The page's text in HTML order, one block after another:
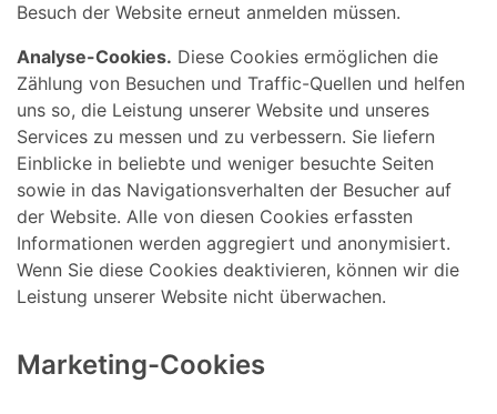
Besuch der Website erneut anmelden müssen.
Analyse-Cookies. Diese Cookies ermöglichen die
Zählung von Besuchen und Traffic-Quellen und helfen
uns so, die Leistung unserer Website und unseres
Services zu messen und zu verbessern. Sie liefern
Einblicke in beliebte und weniger besuchte Seiten
sowie in das Navigationsverhalten der Besucher auf
der Website. Alle von diesen Cookies erfassten
Informationen werden aggregiert und anonymisiert.
Wenn Sie diese Cookies deaktivieren, können wir die
Leistung unserer Website nicht überwachen.
Marketing-Cookies